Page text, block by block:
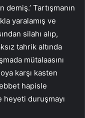
Tartışmanın
yaralamış ve
silahı alıp,
tahrik altında
mütalaasını
karşı kasten
hapisle
heyeti duruşmayı